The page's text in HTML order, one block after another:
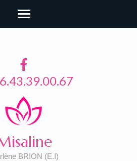
BRION (E.I)